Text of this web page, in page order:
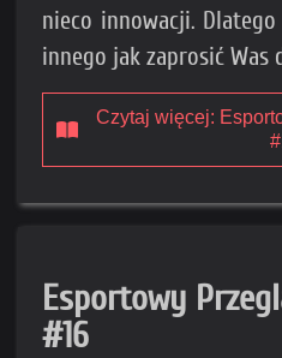
nieco innowacji.
innego jak zaprosić Was
Czytaj więcej:
Esportowy
#16